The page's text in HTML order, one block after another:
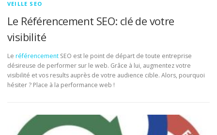
VEILLE SEO
Le Référencement SEO: clé de votre
visibilité
Le référencement SEO est le point de départ de toute entreprise
désireuse de performer sur le web. Grâce à lui, augmentez votre
visibilité et vos results auprès de votre audience cible. Alors, pourquoi
hésiter ? Place à la performance web !